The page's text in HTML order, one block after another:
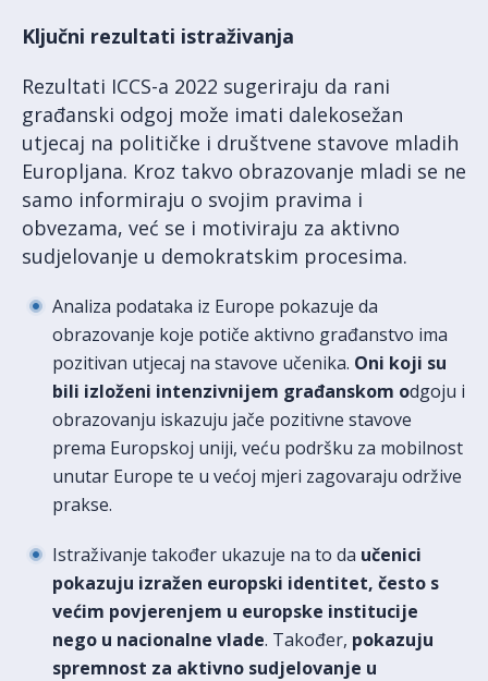
Ključni rezultati istraživanja
Rezultati ICCS-a 2022 sugeriraju da rani
građanski odgoj može imati dalekosežan
utjecaj na političke i društvene stavove mladih
Europljana. Kroz takvo obrazovanje mladi se ne
samo informiraju o svojim pravima i
obvezama, već se i motiviraju za aktivno
sudjelovanje u demokratskim procesima.
Analiza podataka iz Europe pokazuje da
obrazovanje koje potiče aktivno građanstvo ima
pozitivan utjecaj na stavove učenika. Oni koji su
bili izloženi intenzivnijem građanskom odgoju i
obrazovanju iskazuju jače pozitivne stavove
prema Europskoj uniji, veću podršku za mobilnost
unutar Europe te u većoj mjeri zagovaraju održive
prakse.
Istraživanje također ukazuje na to da učenici
pokazuju izražen europski identitet, često s
većim povjerenjem u europske institucije
nego u nacionalne vlade. Također, pokazuju
spremnost za aktivno sudjelovanje u